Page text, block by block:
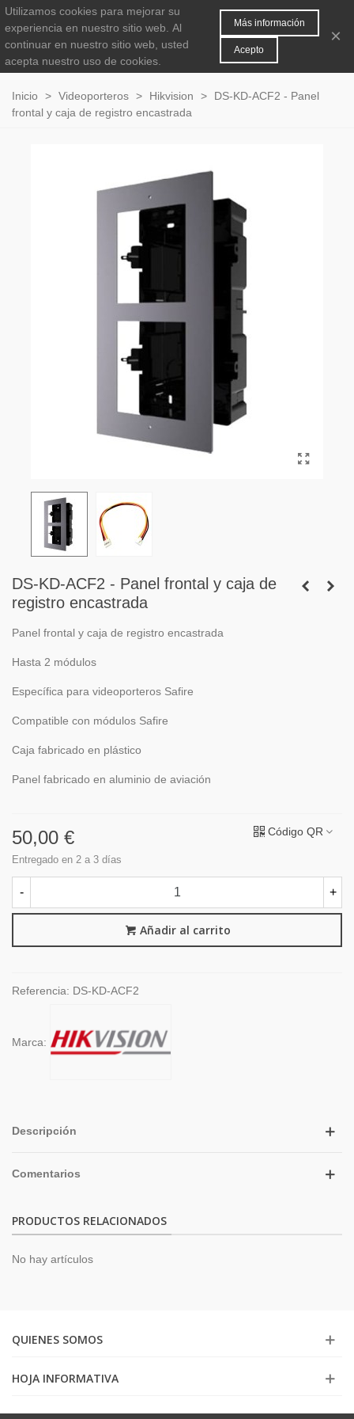
0
Inicio > Videoporteros > Hikvision >
DS-KD-ACF2 - Panel
frontal y caja de registro encastrada
DS-KD-ACF2 - Panel frontal y caja de
registro encastrada
Panel frontal y caja de registro encastrada
Hasta 2 módulos
Específica para videoporteros Safire
Compatible con módulos Safire
Caja fabricado en plástico
Panel fabricado en aluminio de aviación
50,00 €
Entregado en 2 a 3 días
Código QR
- +
Añadir al carrito
Referencia: DS-KD-ACF2
Marca:
Descripción
Comentarios
PRODUCTOS RELACIONADOS
No hay artículos
QUIENES SOMOS
HOJA INFORMATIVA
Utilizamos cookies para mejorar su
experiencia en nuestro sitio web. Al
continuar en nuestro sitio web, usted
acepta nuestro uso de cookies.
Más información
Acepto
×